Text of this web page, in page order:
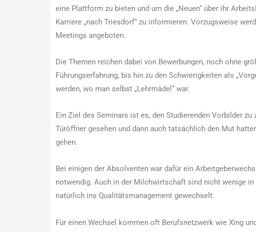
eine Plattform zu bieten und um die „Neuen“ über ihr
Karriere „nach Triesdorf“ zu informieren. Vorzugsweise
Meetings angeboten.
Die Themen reichen dabei von Bewerbungen, noch ohne
Führungserfahrung, bis hin zu den Schwierigkeiten als
werden, wo man selbst „Lehrmädel“ war.
Ein Ziel des Seminars ist es, den Studierenden Vorbilder
Türöffner gesehen und dann auch tatsächlich den Mut
gehen.
Bei einigen der Absolventen war dafür ein
notwendig. Auch in der Milchwirtschaft sind nicht wenige in
natürlich ins Qualitätsmanagement gewechselt.
Für einen Wechsel kommen oft Berufsnetzwerk wie Xing